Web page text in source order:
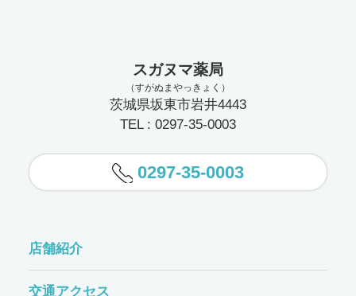
スガヌマ薬局
（すがぬまやっきょく）
茨城県坂東市岩井4443
TEL : 0297-35-0003
0297-35-0003
店舗紹介
交通アクセス